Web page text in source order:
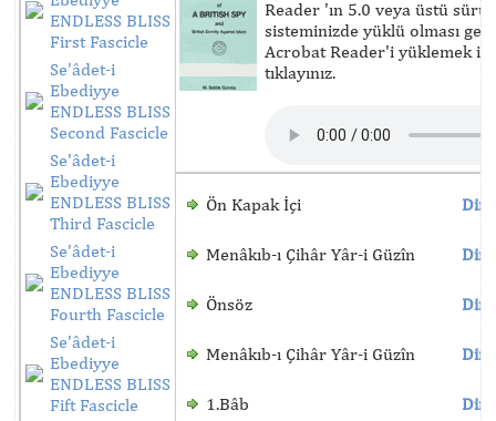
ENDLESS BLISS
First Fascicle
Se'âdet-i
Ebediyye
ENDLESS BLISS
Second Fascicle
Se'âdet-i
Ebediyye
ENDLESS BLISS
Third Fascicle
Se'âdet-i
Ebediyye
ENDLESS BLISS
Fourth Fascicle
Se'âdet-i
Ebediyye
ENDLESS BLISS
Fift Fascicle
Reader 'ın 5.0 veya üstü
sisteminizde yüklü olması
Acrobat Reader'i yüklemek
tıklayınız.
Ön Kapak İçi
Menâkıb-ı Çihâr Yâr-i Güzîn
Önsöz
Menâkıb-ı Çihâr Yâr-i Güzîn
1.Bâb